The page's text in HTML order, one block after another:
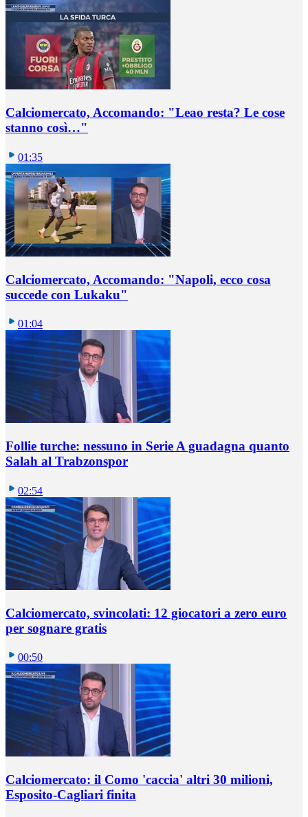
Calciomercato, Accomando: "Leao resta? Le cose
stanno così…"
01:35
Calciomercato, Accomando: "Napoli, ecco cosa
succede con Lukaku"
01:04
Follie turche: nessuno in Serie A guadagna quanto
Salah al Trabzonspor
02:54
Calciomercato, svincolati: 12 giocatori a zero euro
per sognare gratis
00:50
Calciomercato: il Como 'caccia' altri 30 milioni,
Esposito-Cagliari finita